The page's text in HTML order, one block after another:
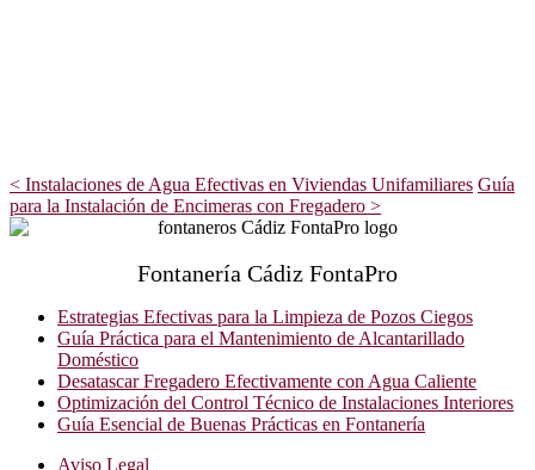
< Instalaciones de Agua Efectivas en Viviendas Unifamiliares Guía
para la Instalación de Encimeras con Fregadero >
Fontanería Cádiz FontaPro
Estrategias Efectivas para la Limpieza de Pozos Ciegos
Guía Práctica para el Mantenimiento de Alcantarillado
Doméstico
Desatascar Fregadero Efectivamente con Agua Caliente
Optimización del Control Técnico de Instalaciones Interiores
Guía Esencial de Buenas Prácticas en Fontanería
Aviso Legal